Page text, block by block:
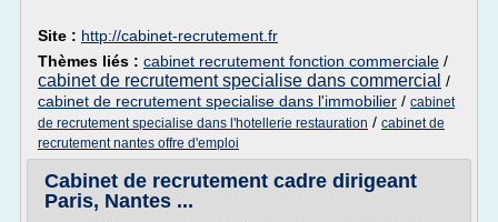
Site : http://cabinet-recrutement.fr
Thèmes liés : cabinet recrutement fonction commerciale /
cabinet de recrutement specialise dans commercial /
cabinet de recrutement specialise dans l'immobilier / cabinet
de recrutement specialise dans l'hotellerie restauration / cabinet de
recrutement nantes offre d'emploi
Cabinet de recrutement cadre dirigeant
Paris, Nantes ...